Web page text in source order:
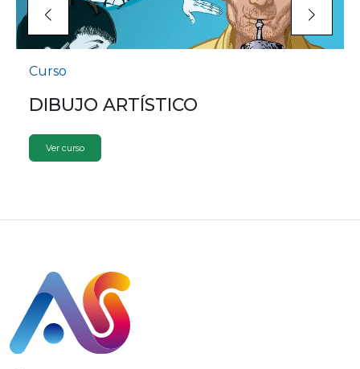
Curso
DIBUJO ARTÍSTICO
Ver curso